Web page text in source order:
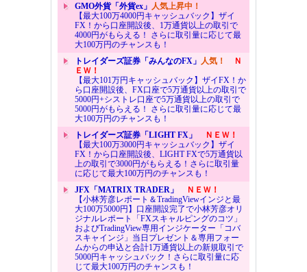
GMO外貨「外貨ex」 人気上昇中！
【最大100万4000円キャッシュバック】ザイ
FX！から口座開設後、1万通貨以上の取引で
4000円がもらえる！ さらに取引量に応じて最
大100万円のチャンスも！
トレイダーズ証券「みんなのFX」 人気！
Ｎ
ＥＷ！
【最大101万円キャッシュバック】ザイFX！か
ら口座開設後、FX口座で5万通貨以上の取引で
5000円+シストレ口座で5万通貨以上の取引で
5000円がもらえる！ さらに取引量に応じて最
大100万円のチャンスも！
トレイダーズ証券「LIGHT FX」
ＮＥＷ！
【最大100万3000円キャッシュバック】ザイ
FX！から口座開設後、LIGHT FXで5万通貨以
上の取引で3000円がもらえる！さらに取引量
に応じて最大100万円のチャンスも！
JFX「MATRIX TRADER」
ＮＥＷ！
【小林芳彦レポート＆TradingViewインジと最
大100万5000円】口座開設完了で小林芳彦オリ
ジナルレポート「FXスキャルピングのコツ」
およびTradingView専用インジケーター「コバ
スキャインジ」当日プレゼント＆専用フォー
ムからの申込と合計1万通貨以上の新規取引で
5000円キャッシュバック！さらに取引量に応
じて最大100万円のチャンスも！